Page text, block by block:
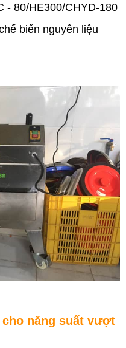
- 80/HE300/CHYD-180
biến nguyên liệu
năng suất vượt